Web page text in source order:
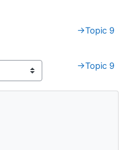
→Topic 9
→Topic 9